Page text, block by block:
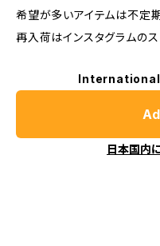
希望が多いアイテムは不定
再入荷はインスタグラムのス
日本国内